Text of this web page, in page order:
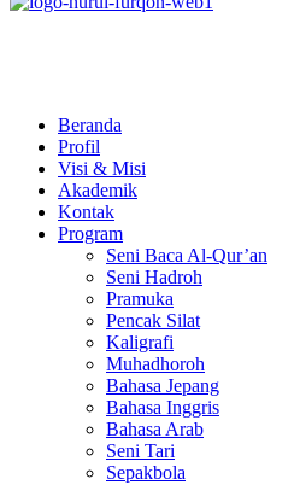
Beranda
Profil
Visi & Misi
Akademik
Kontak
Program
Seni Baca Al-Qur’an
Seni Hadroh
Pramuka
Pencak Silat
Kaligrafi
Muhadhoroh
Bahasa Jepang
Bahasa Inggris
Bahasa Arab
Seni Tari
Sepakbola